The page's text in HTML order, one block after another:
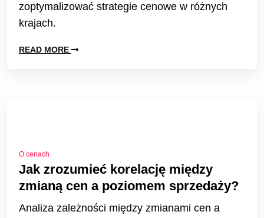
zoptymalizować strategie cenowe w różnych
krajach.
READ MORE
O cenach
Jak zrozumieć korelację między
zmianą cen a poziomem sprzedaży?
Analiza zależności między zmianami cen a